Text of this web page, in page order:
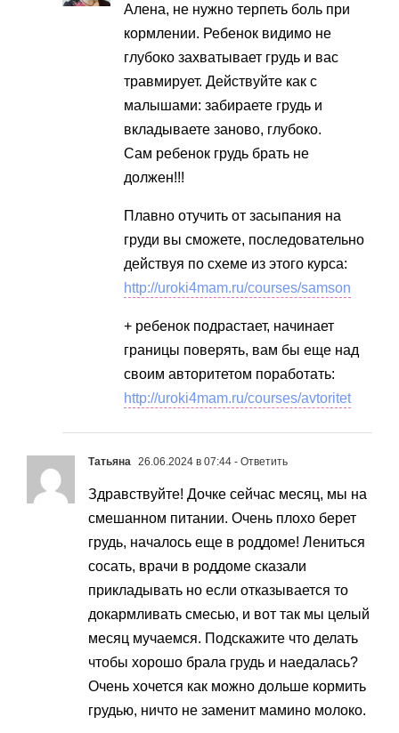
Алена, не нужно терпеть боль при
кормлении. Ребенок видимо не
глубоко захватывает грудь и вас
травмирует. Действуйте как с
малышами: забираете грудь и
вкладываете заново, глубоко.
Сам ребенок грудь брать не
должен!!!
Плавно отучить от засыпания на
груди вы сможете, последовательно
действуя по схеме из этого курса:
http://uroki4mam.ru/courses/samson
+ ребенок подрастает, начинает
границы поверять, вам бы еще над
своим авторитетом поработать:
http://uroki4mam.ru/courses/avtoritet
Татьяна 26.06.2024 в 07:44 - Ответить
Здравствуйте! Дочке сейчас месяц, мы на
смешанном питании. Очень плохо берет
грудь, началось еще в роддоме! Лениться
сосать, врачи в роддоме сказали
прикладывать но если отказывается то
докармливать смесью, и вот так мы целый
месяц мучаемся. Подскажите что делать
чтобы хорошо брала грудь и наедалась?
Очень хочется как можно дольше кормить
грудью, ничто не заменит мамино молоко.